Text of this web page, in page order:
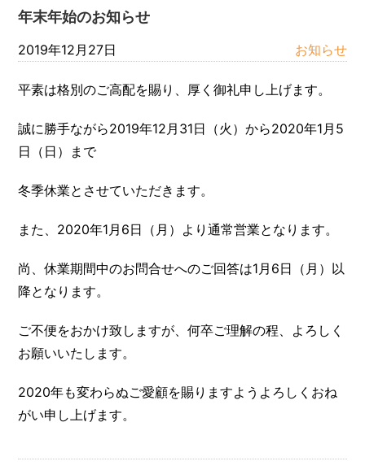
年末年始のお知らせ
2019年12月27日 お知らせ
平素は格別のご高配を賜り、厚く御礼申し上げます。
誠に勝手ながら2019年12月31日（火）から2020年1月5
日（日）まで
冬季休業とさせていただきます。
また、2020年1月6日（月）より通常営業となります。
尚、休業期間中のお問合せへのご回答は1月6日（月）以
降となります。
ご不便をおかけ致しますが、何卒ご理解の程、よろしく
お願いいたします。
2020年も変わらぬご愛顧を賜りますようよろしくおね
がい申し上げます。